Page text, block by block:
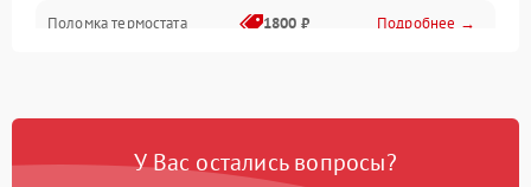
Поломка термостата 1800 ₽ Подробнее →
У Вас остались вопросы?